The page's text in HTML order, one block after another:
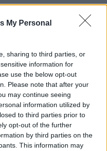
My Personal
sharing to third parties, or
information for
use the below opt-out
Please note that after your
may continue seeing
information utilized by
to third parties prior to
opt-out of the further
by third parties on the
This information may